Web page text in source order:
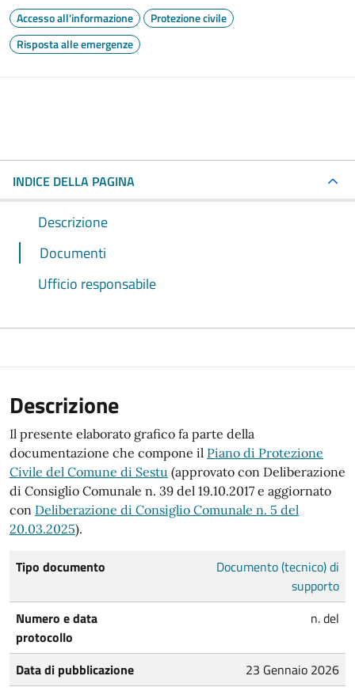
Accesso all'informazione
Protezione civile
Risposta alle emergenze
INDICE DELLA PAGINA
Descrizione
Documenti
Ufficio responsabile
Descrizione
Il presente elaborato grafico fa parte della
documentazione che compone il Piano di Protezione
Civile del Comune di Sestu (approvato con Deliberazione
di Consiglio Comunale n. 39 del 19.10.2017 e aggiornato
con Deliberazione di Consiglio Comunale n. 5 del
20.03.2025).
Tipo documento
Documento (tecnico) di
supporto
Numero e data
protocollo
n. del
Data di pubblicazione
23 Gennaio 2026